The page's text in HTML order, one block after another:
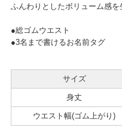
ふんわりとしたボリューム感
●総ゴムウエスト
●3名まで書けるお名前タグ
サイズ
身丈
ウエスト幅(ゴム上がり)